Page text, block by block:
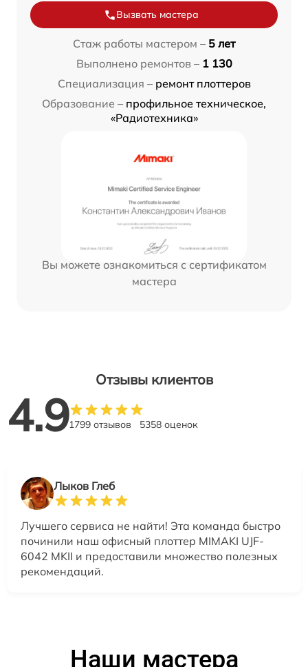
Вызвать мастера
Стаж работы мастером – 5 лет
Выполнено ремонтов – 1 130
Специализация – ремонт плоттеров
Образование – профильное техническое,
«Радиотехника»
Вы можете ознакомиться с сертификатом
мастера
Отзывы клиентов
4.91799 отзывов 5358 оценок
Лыков Глеб
Лучшего сервиса не найти! Эта команда быстро
починили наш офисный плоттер MIMAKI UJF-
6042 MKII и предоставили множество полезных
рекомендаций.
Наши мастера